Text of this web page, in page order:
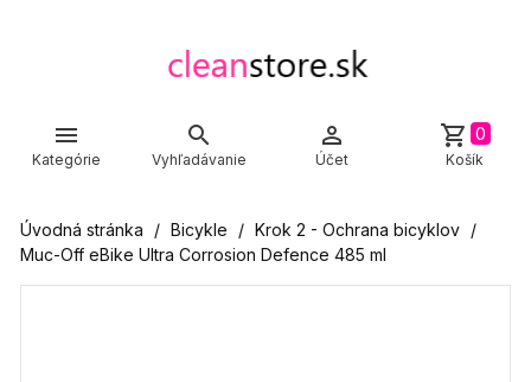

Kategórie

Vyhľadávanie

Účet
shopping_cart 0
Košík
Úvodná stránka Bicykle
Krok 2 - Ochrana bicyklov
Muc-Off eBike Ultra Corrosion Defence 485 ml